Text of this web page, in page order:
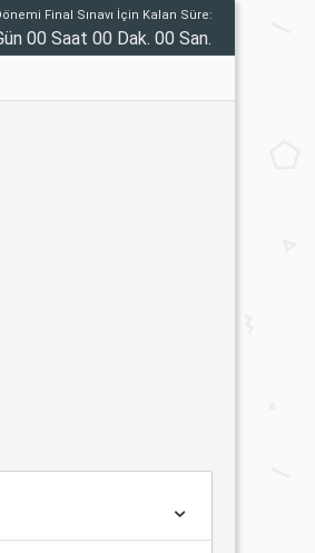
Final Sınavı İçin Kalan Süre:
00 Saat 00 Dak. 00 San.